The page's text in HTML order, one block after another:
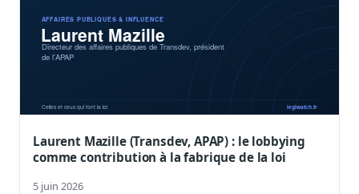
Laurent Mazille (Transdev, APAP) : le lobbying
comme contribution à la fabrique de la loi
5 juin 2026